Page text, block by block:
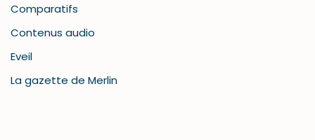
Comparatifs
Contenus audio
Eveil
La gazette de Merlin